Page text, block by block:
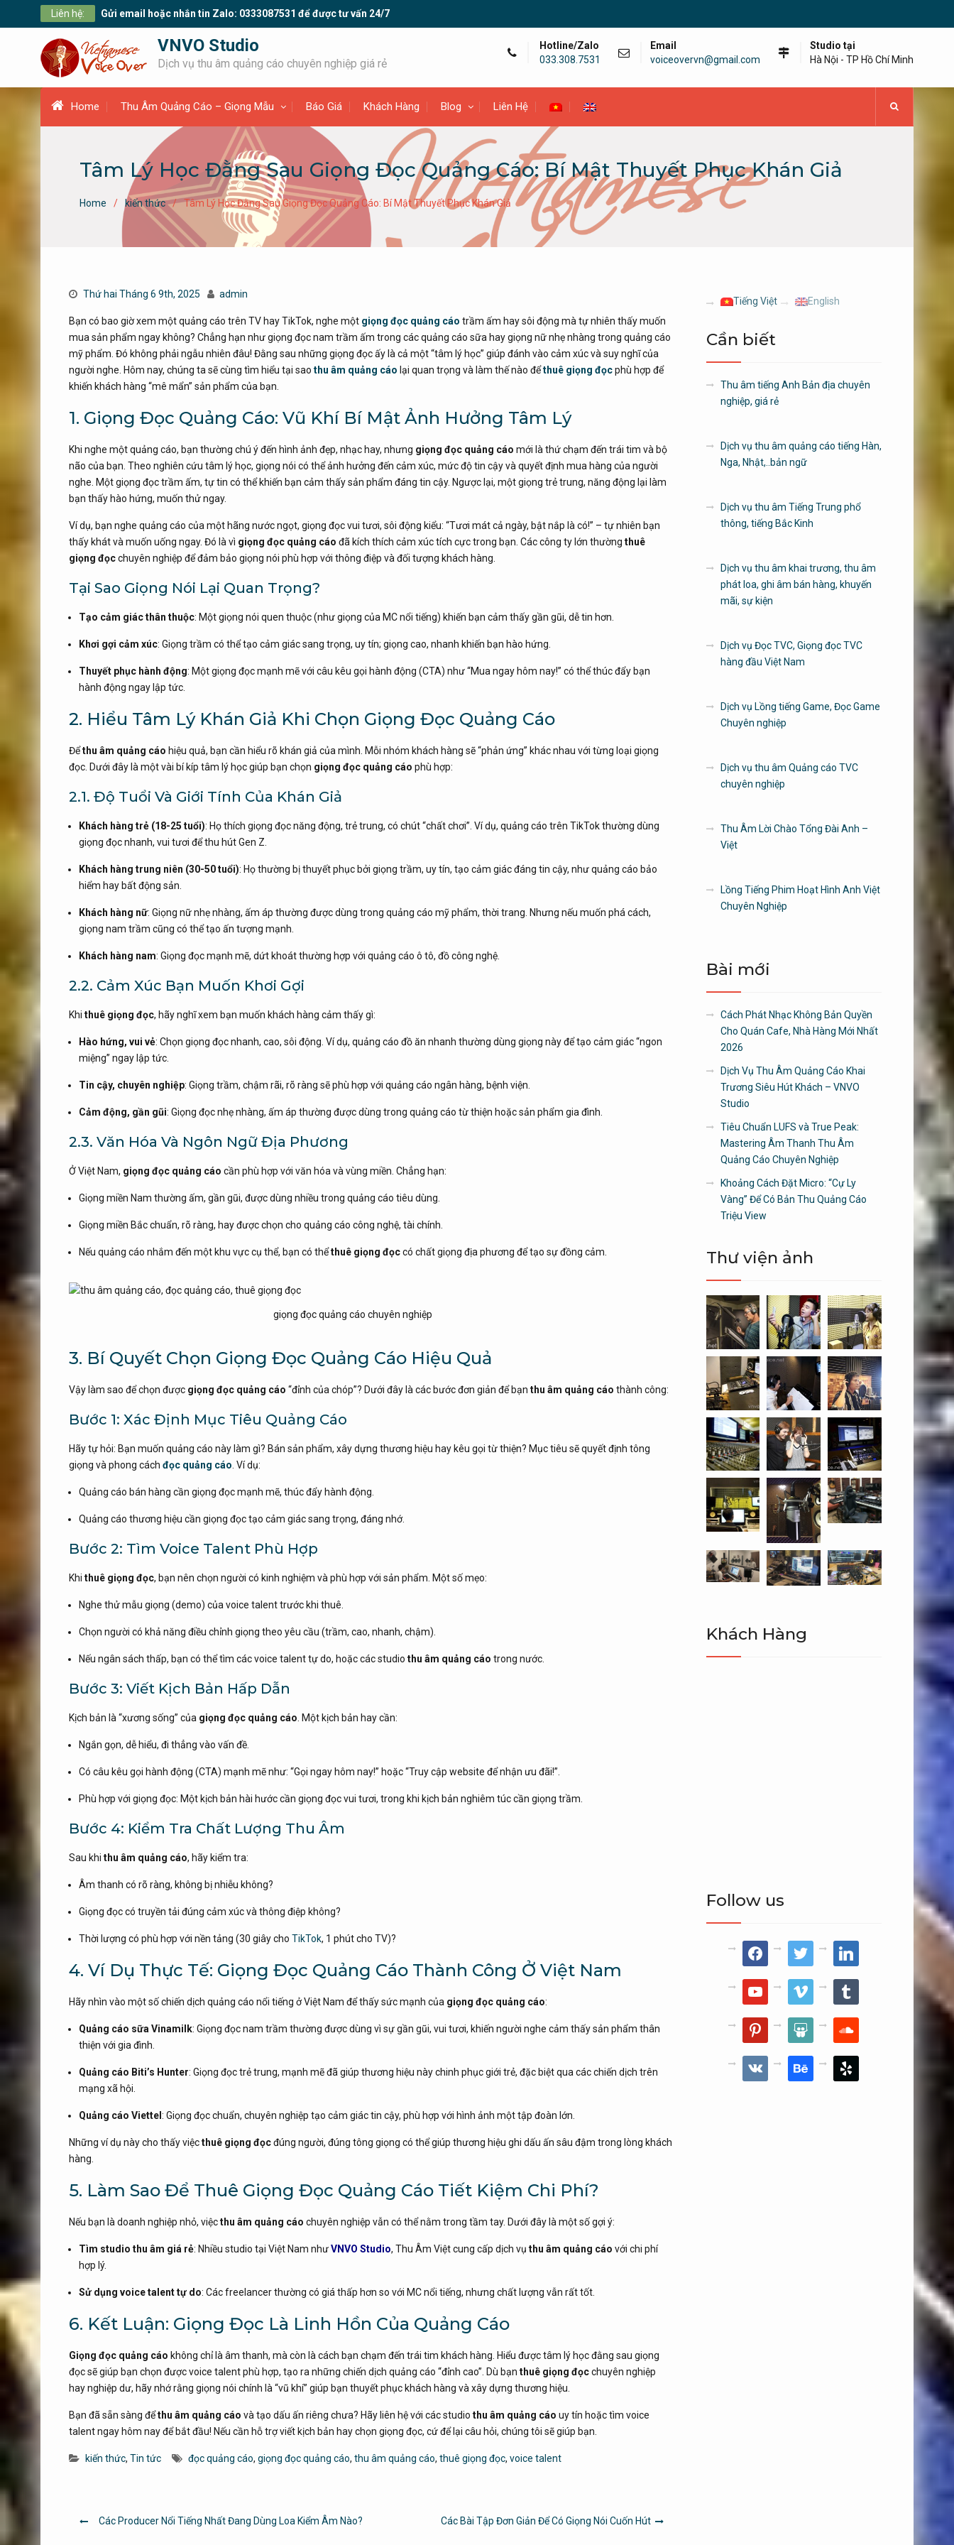
Liên hệ: Gửi email hoặc nhắn tin Zalo: 0333087531 để được tư vấn 24/7
VNVO Studio
Dịch vụ thu âm quảng cáo chuyên nghiệp giá rẻ
Hotline/Zalo
033.308.7531
Email
voiceovervn@gmail.com
Studio tại
Hà Nội - TP Hồ Chí Minh
Home Thu Âm Quảng Cáo – Giọng Mẫu Báo Giá Khách Hàng Blog Liên Hệ
Tâm Lý Học Đằng Sau Giọng Đọc Quảng Cáo: Bí Mật Thuyết Phục Khán Giả
Home kiến thức Tâm Lý Học Đằng Sau Giọng Đọc Quảng Cáo: Bí Mật Thuyết Phục Khán Giả
Thứ hai Tháng 6 9th, 2025 admin
Bạn có bao giờ xem một quảng cáo trên TV hay TikTok, nghe một giọng đọc quảng cáo trầm ấm hay sôi động mà tự nhiên thấy muốn
mua sản phẩm ngay không? Chẳng hạn như giọng đọc nam trầm ấm trong các quảng cáo sữa hay giọng nữ nhẹ nhàng trong quảng cáo
mỹ phẩm. Đó không phải ngẫu nhiên đâu! Đằng sau những giọng đọc ấy là cả một “tâm lý học” giúp đánh vào cảm xúc và suy nghĩ của
người nghe. Hôm nay, chúng ta sẽ cùng tìm hiểu tại sao thu âm quảng cáo lại quan trọng và làm thế nào đểthuê giọng đọcphù hợp để
khiến khách hàng “mê mẩn” sản phẩm của bạn.
1. Giọng Đọc Quảng Cáo: Vũ Khí Bí Mật Ảnh Hưởng Tâm Lý
Khi nghe một quảng cáo, bạn thường chú ý đến hình ảnh đẹp, nhạc hay, nhưng giọng đọc quảng cáo mới là thứ chạm đến trái tim và bộ
não của bạn. Theo nghiên cứu tâm lý học, giọng nói có thể ảnh hưởng đến cảm xúc, mức độ tin cậy và quyết định mua hàng của người
nghe. Một giọng đọc trầm ấm, tự tin có thể khiến bạn cảm thấy sản phẩm đáng tin cậy. Ngược lại, một giọng trẻ trung, năng động lại làm
bạn thấy hào hứng, muốn thử ngay.
Ví dụ, bạn nghe quảng cáo của một hãng nước ngọt, giọng đọc vui tươi, sôi động kiểu: “Tươi mát cả ngày, bật nắp là có!” – tự nhiên bạn
thấy khát và muốn uống ngay. Đó là vì giọng đọc quảng cáo đã kích thích cảm xúc tích cực trong bạn. Các công ty lớn thường thuê
giọng đọcchuyên nghiệp để đảm bảo giọng nói phù hợp với thông điệp và đối tượng khách hàng.
Tại Sao Giọng Nói Lại Quan Trọng?
Tạo cảm giác thân thuộc: Một giọng nói quen thuộc (như giọng của MC nổi tiếng) khiến bạn cảm thấy gần gũi, dễ tin hơn.
Khơi gợi cảm xúc: Giọng trầm có thể tạo cảm giác sang trọng, uy tín; giọng cao, nhanh khiến bạn hào hứng.
Thuyết phục hành động: Một giọng đọc mạnh mẽ với câu kêu gọi hành động (CTA) như “Mua ngay hôm nay!” có thể thúc đẩy bạn
hành động ngay lập tức.
2. Hiểu Tâm Lý Khán Giả Khi Chọn Giọng Đọc Quảng Cáo
Đểthu âm quảng cáo hiệu quả, bạn cần hiểu rõ khán giả của mình. Mỗi nhóm khách hàng sẽ “phản ứng” khác nhau với từng loại giọng
đọc. Dưới đây là một vài bí kíp tâm lý học giúp bạn chọn giọng đọc quảng cáo phù hợp:
2.1. Độ Tuổi Và Giới Tính Của Khán Giả
Khách hàng trẻ (18-25 tuổi): Họ thích giọng đọc năng động, trẻ trung, có chút “chất chơi”. Ví dụ, quảng cáo trên TikTok thường dùng
giọng đọc nhanh, vui tươi để thu hút Gen Z.
Khách hàng trung niên (30-50 tuổi): Họ thường bị thuyết phục bởi giọng trầm, uy tín, tạo cảm giác đáng tin cậy, như quảng cáo bảo
hiểm hay bất động sản.
Khách hàng nữ: Giọng nữ nhẹ nhàng, ấm áp thường được dùng trong quảng cáo mỹ phẩm, thời trang. Nhưng nếu muốn phá cách,
giọng nam trầm cũng có thể tạo ấn tượng mạnh.
Khách hàng nam: Giọng đọc mạnh mẽ, dứt khoát thường hợp với quảng cáo ô tô, đồ công nghệ.
2.2. Cảm Xúc Bạn Muốn Khơi Gợi
Khi thuê giọng đọc, hãy nghĩ xem bạn muốn khách hàng cảm thấy gì:
Hào hứng, vui vẻ: Chọn giọng đọc nhanh, cao, sôi động. Ví dụ, quảng cáo đồ ăn nhanh thường dùng giọng này để tạo cảm giác “ngon
miệng” ngay lập tức.
Tin cậy, chuyên nghiệp: Giọng trầm, chậm rãi, rõ ràng sẽ phù hợp với quảng cáo ngân hàng, bệnh viện.
Cảm động, gần gũi: Giọng đọc nhẹ nhàng, ấm áp thường được dùng trong quảng cáo từ thiện hoặc sản phẩm gia đình.
2.3. Văn Hóa Và Ngôn Ngữ Địa Phương
Ở Việt Nam, giọng đọc quảng cáo cần phù hợp với văn hóa và vùng miền. Chẳng hạn:
Giọng miền Nam thường ấm, gần gũi, được dùng nhiều trong quảng cáo tiêu dùng.
Giọng miền Bắc chuẩn, rõ ràng, hay được chọn cho quảng cáo công nghệ, tài chính.
Nếu quảng cáo nhắm đến một khu vực cụ thể, bạn có thểthuê giọng đọccó chất giọng địa phương để tạo sự đồng cảm.
giọng đọc quảng cáo chuyên nghiệp
3. Bí Quyết Chọn Giọng Đọc Quảng Cáo Hiệu Quả
Vậy làm sao để chọn được giọng đọc quảng cáo “đỉnh của chóp”? Dưới đây là các bước đơn giản để bạn thu âm quảng cáo thành công:
Bước 1: Xác Định Mục Tiêu Quảng Cáo
Hãy tự hỏi: Bạn muốn quảng cáo này làm gì? Bán sản phẩm, xây dựng thương hiệu hay kêu gọi từ thiện? Mục tiêu sẽ quyết định tông
giọng và phong cách đọc quảng cáo. Ví dụ:
Quảng cáo bán hàng cần giọng đọc mạnh mẽ, thúc đẩy hành động.
Quảng cáo thương hiệu cần giọng đọc tạo cảm giác sang trọng, đáng nhớ.
Bước 2: Tìm Voice Talent Phù Hợp
Khi thuê giọng đọc, bạn nên chọn người có kinh nghiệm và phù hợp với sản phẩm. Một số mẹo:
Nghe thử mẫu giọng (demo) của voice talent trước khi thuê.
Chọn người có khả năng điều chỉnh giọng theo yêu cầu (trầm, cao, nhanh, chậm).
Nếu ngân sách thấp, bạn có thể tìm các voice talent tự do, hoặc các studio thu âm quảng cáo trong nước.
Bước 3: Viết Kịch Bản Hấp Dẫn
Kịch bản là “xương sống” của giọng đọc quảng cáo. Một kịch bản hay cần:
Ngắn gọn, dễ hiểu, đi thẳng vào vấn đề.
Có câu kêu gọi hành động (CTA) mạnh mẽ như: “Gọi ngay hôm nay!” hoặc “Truy cập website để nhận ưu đãi!”.
Phù hợp với giọng đọc: Một kịch bản hài hước cần giọng đọc vui tươi, trong khi kịch bản nghiêm túc cần giọng trầm.
Bước 4: Kiểm Tra Chất Lượng Thu Âm
Sau khi thu âm quảng cáo, hãy kiểm tra:
Âm thanh có rõ ràng, không bị nhiễu không?
Giọng đọc có truyền tải đúng cảm xúc và thông điệp không?
Thời lượng có phù hợp với nền tảng (30 giây cho TikTok, 1 phút cho TV)?
4. Ví Dụ Thực Tế: Giọng Đọc Quảng Cáo Thành Công Ở Việt Nam
Hãy nhìn vào một số chiến dịch quảng cáo nổi tiếng ở Việt Nam để thấy sức mạnh của giọng đọc quảng cáo:
Quảng cáo sữa Vinamilk: Giọng đọc nam trầm thường được dùng vì sự gần gũi, vui tươi, khiến người nghe cảm thấy sản phẩm thân
thiện với gia đình.
Quảng cáo Biti’s Hunter: Giọng đọc trẻ trung, mạnh mẽ đã giúp thương hiệu này chinh phục giới trẻ, đặc biệt qua các chiến dịch trên
mạng xã hội.
Quảng cáo Viettel : Giọng đọc chuẩn, chuyên nghiệp tạo cảm giác tin cậy, phù hợp với hình ảnh một tập đoàn lớn.
Những ví dụ này cho thấy việcthuê giọng đọcđúng người, đúng tông giọng có thể giúp thương hiệu ghi dấu ấn sâu đậm trong lòng khách
hàng.
5. Làm Sao Để Thuê Giọng Đọc Quảng Cáo Tiết Kiệm Chi Phí?
Nếu bạn là doanh nghiệp nhỏ, việcthu âm quảng cáo chuyên nghiệp vẫn có thể nằm trong tầm tay. Dưới đây là một số gợi ý:
Tìm studio thu âm giá rẻ: Nhiều studio tại Việt Nam nhưVNVO Studio, Thu Âm Việt cung cấp dịch vụ thu âm quảng cáo với chi phí
hợp lý.
Sử dụng voice talent tự do: Các freelancer thường có giá thấp hơn so với MC nổi tiếng, nhưng chất lượng vẫn rất tốt.
6. Kết Luận: Giọng Đọc Là Linh Hồn Của Quảng Cáo
Giọng đọc quảng cáo không chỉ là âm thanh, mà còn là cách bạn chạm đến trái tim khách hàng. Hiểu được tâm lý học đằng sau giọng
đọc sẽ giúp bạn chọn được voice talent phù hợp, tạo ra những chiến dịch quảng cáo “đỉnh cao”. Dù bạn thuê giọng đọcchuyên nghiệp
hay nghiệp dư, hãy nhớ rằng giọng nói chính là “vũ khí” giúp bạn thuyết phục khách hàng và xây dựng thương hiệu.
Bạn đã sẵn sàng đểthu âm quảng cáo và tạo dấu ấn riêng chưa? Hãy liên hệ với các studio thu âm quảng cáo uy tín hoặc tìm voice
talent ngay hôm nay để bắt đầu! Nếu cần hỗ trợ viết kịch bản hay chọn giọng đọc, cứ để lại câu hỏi, chúng tôi sẽ giúp bạn.
kiến thức, Tin tức đọc quảng cáo, giọng đọc quảng cáo, thu âm quảng cáo, thuê giọng đọc, voice talent
PostCác Producer Nổi Tiếng Nhất Đang Dùng Loa Kiểm Âm Nào? Các Bài Tập Đơn Giản Để Có Giọng Nói Cuốn Hút
Tiếng Việt English
Cần biết
Thu âm tiếng Anh Bản địa chuyên
nghiệp, giá rẻ
Dịch vụ thu âm quảng cáo tiếng Hàn,
Nga, Nhật,..bản ngữ
Dịch vụ thu âm Tiếng Trung phổ
thông, tiếng Bắc Kinh
Dịch vụ thu âm khai trương, thu âm
phát loa, ghi âm bán hàng, khuyến
mãi, sự kiện
Dịch vụ Đọc TVC, Giọng đọc TVC
hàng đầu Việt Nam
Dịch vụ Lồng tiếng Game, Đọc Game
Chuyên nghiệp
Dịch vụ thu âm Quảng cáo TVC
chuyên nghiệp
Thu Âm Lời Chào Tổng Đài Anh –
Việt
Lồng Tiếng Phim Hoạt Hình Anh Việt
Chuyên Nghiệp
Bài mới
Cách Phát Nhạc Không Bản Quyền
Cho Quán Cafe, Nhà Hàng Mới Nhất
2026
Dịch Vụ Thu Âm Quảng Cáo Khai
Trương Siêu Hút Khách – VNVO
Studio
Tiêu Chuẩn LUFS và True Peak:
Mastering Âm Thanh Thu Âm
Quảng Cáo Chuyên Nghiệp
Khoảng Cách Đặt Micro: “Cự Ly
Vàng” Để Có Bản Thu Quảng Cáo
Triệu View
Thư viện ảnh
Khách Hàng
Follow us
facebook twitter linkedin
youtube vimeo tumblr
pinterest slideshare soundcloud
vkontakte behance yelp